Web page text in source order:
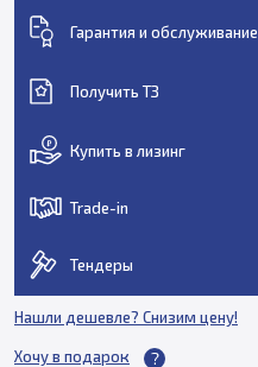
Гарантия и обслуживание
Получить ТЗ
Купить в лизинг
Trade-in
Тендеры
Нашли дешевле? Снизим цену!
Хочу в подарок